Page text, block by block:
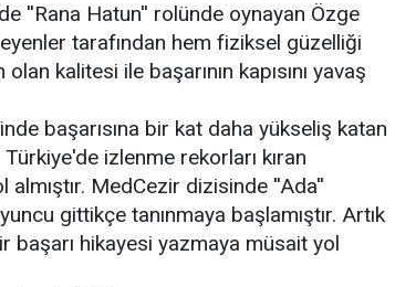
''Rana Hatun'' rolünde oynayan Özge
tarafından hem fiziksel güzelliği
kalitesi ile başarının kapısını yavaş
başarısına bir kat daha yükseliş katan
izlenme rekorları kıran
almıştır. MedCezir dizisinde ''Ada''
gittikçe tanınmaya başlamıştır. Artık
başarı hikayesi yazmaya müsait yol